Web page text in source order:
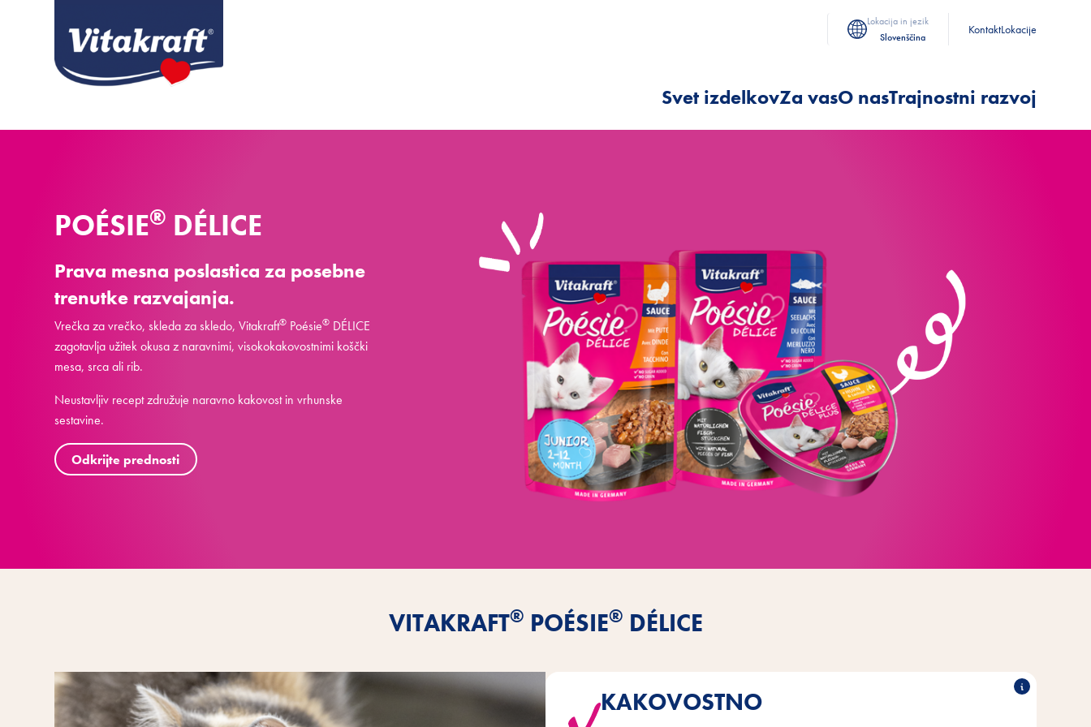
Lokacija in jezik
Slovenščina
KontaktLokacije
Svet izdelkovZa vasO nasTrajnostni razvoj
POÉSIE® DÉLICE
Prava mesna poslastica za posebne
trenutke razvajanja.
Vrečka za vrečko, skleda za skledo, Vitakraft® Poésie® DÉLICE
zagotavlja užitek okusa z naravnimi, visokokakovostnimi koščki
mesa, srca ali rib.
Neustavljiv recept združuje naravno kakovost in vrhunske
sestavine.
Odkrijte prednosti
VITAKRAFT® POÉSIE® DÉLICE
KAKOVOSTNO
DÉLICE navdušujejo z naravnimi, visokokakovostnimi kosi